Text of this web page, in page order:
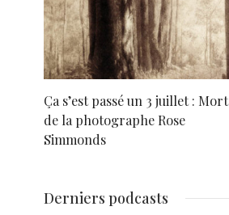
Ça s’est passé un 3 juillet : Mort
de la photographe Rose
Simmonds
Derniers podcasts